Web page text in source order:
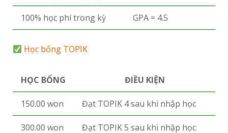
100% học phí trong kỳ GPA = 4.5
Học bổng TOPIK
HỌC BỔNG ĐIỀU KIỆN
150.00 won Đạt TOPIK 4 sau khi nhập học
300.00 won Đạt TOPIK 5 sau khi nhập học